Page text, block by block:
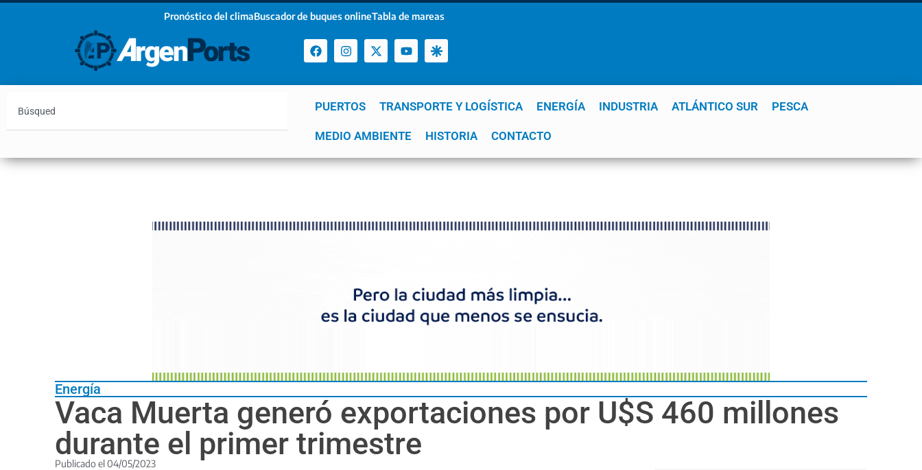
Pronóstico del climaBuscador de buques onlineTabla de mareas
PUERTOS TRANSPORTE Y LOGÍSTICA ENERGÍA INDUSTRIA ATLÁNTICO SUR PESCA
MEDIO AMBIENTE HISTORIA CONTACTO
YPF GNL Mar del Plata Patagonia Quequén
Energía
Vaca Muerta generó exportaciones por U$S 460 millones
durante el primer trimestre
Publicado el 04/05/2023
¡Sumate a nuestro Newsletter!
Email
Estoy de acuerdo con las condiciones y políticas de